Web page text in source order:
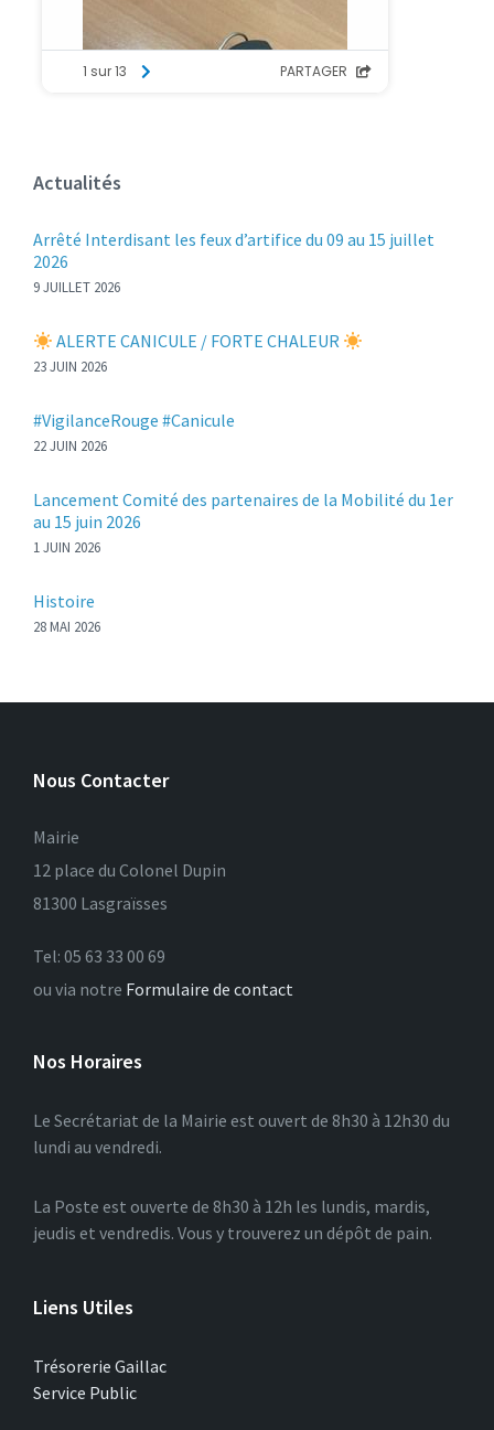
Actualités
Arrêté Interdisant les feux d’artifice du 09 au 15 juillet
2026
9 JUILLET 2026
ALERTE CANICULE / FORTE CHALEUR
23 JUIN 2026
#VigilanceRouge #Canicule
22 JUIN 2026
Lancement Comité des partenaires de la Mobilité du 1er
au 15 juin 2026
1 JUIN 2026
Histoire
28 MAI 2026
Nous Contacter
Mairie
12 place du Colonel Dupin
81300 Lasgraïsses
Tel: 05 63 33 00 69
ou via notre Formulaire de contact
Nos Horaires
Le Secrétariat de la Mairie est ouvert de 8h30 à 12h30 du
lundi au vendredi.
La Poste est ouverte de 8h30 à 12h les lundis, mardis,
jeudis et vendredis. Vous y trouverez un dépôt de pain.
Liens Utiles
Trésorerie Gaillac
Service Public